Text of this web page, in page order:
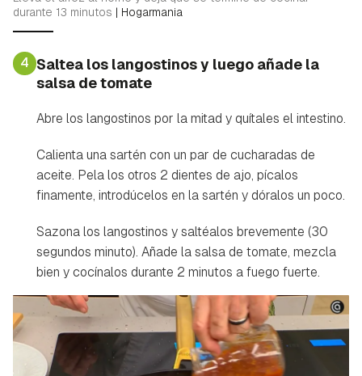
Guardar como favorito
iniciar sesión con tu cuenta de Hogarmanía.
INICIAR SESIÓN CANCELAR
durante 13 minutos | Hogarmania
4 Saltea los langostinos y luego añade la
salsa de tomate
Abre los langostinos por la mitad y quítales el intestino.
Calienta una sartén con un par de cucharadas de
aceite. Pela los otros 2 dientes de ajo, pícalos
finamente, introdúcelos en la sartén y dóralos un poco.
Sazona los langostinos y saltéalos brevemente (30
segundos minuto). Añade la salsa de tomate, mezcla
bien y cocínalos durante 2 minutos a fuego fuerte.
Contenido enviado
Gracias por suscribirte a nuestro boletín.
ACEPTAR